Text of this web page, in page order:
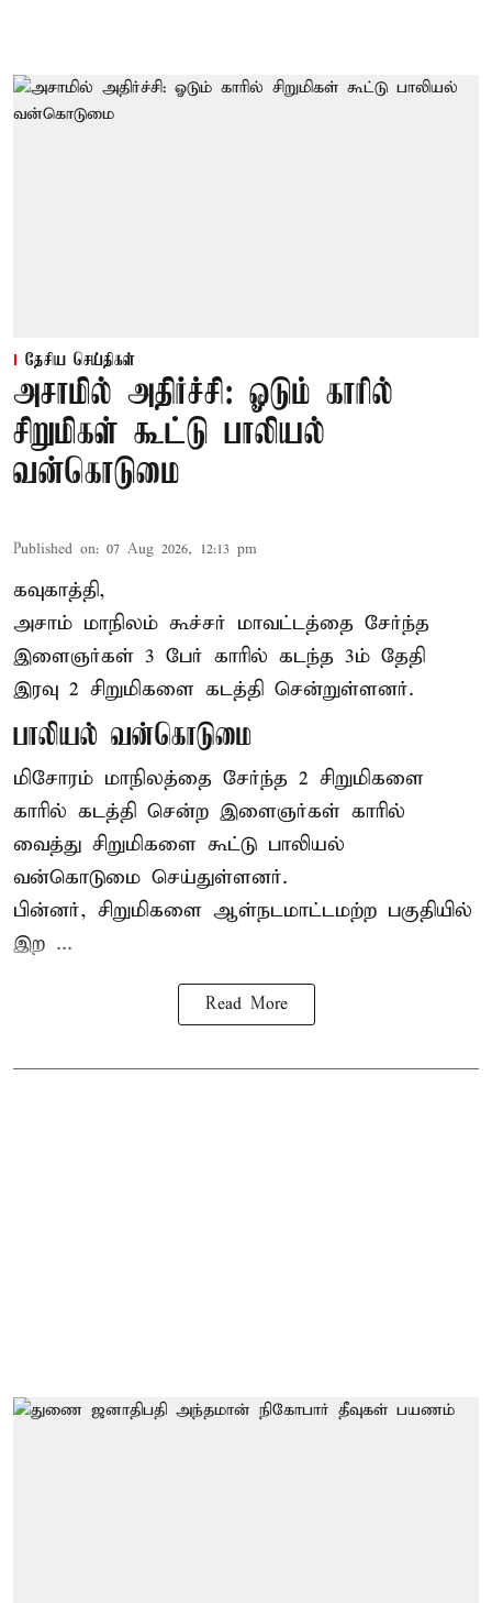
தேசிய செய்திகள்
அசாமில் அதிர்ச்சி: ஓடும் காரில்
சிறுமிகள் கூட்டு பாலியல்
வன்கொடுமை
Published on: 07 Aug 2026, 12:13 pm
கவுகாத்தி,
அசாம் மாநிலம் கூச்சர் மாவட்டத்தை சேர்ந்த
இளைஞர்கள் 3 பேர் காரில் கடந்த 3ம் தேதி
இரவு 2 சிறுமிகளை கடத்தி சென்றுள்ளனர்.
பாலியல் வன்கொடுமை
மிசோரம் மாநிலத்தை சேர்ந்த 2 சிறுமிகளை
காரில் கடத்தி சென்ற இளைஞர்கள் காரில்
வைத்து சிறுமிகளை கூட்டு பாலியல்
வன்கொடுமை செய்துள்ளனர்.
பின்னர், சிறுமிகளை ஆள்நடமாட்டமற்ற பகுதியில்
இற ...
Read More